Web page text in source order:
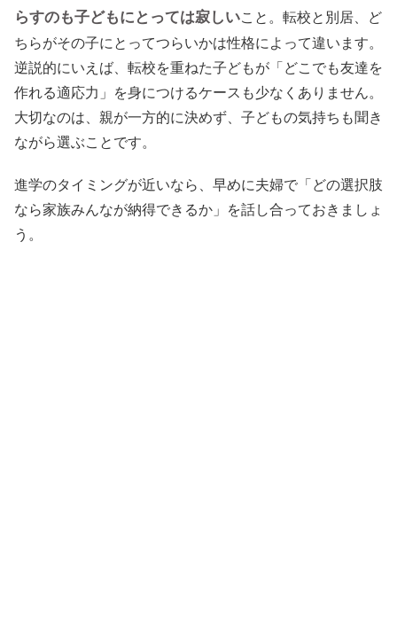
らすのも子どもにとっては寂しいこと。転校と別居、ど
ちらがその子にとってつらいかは性格によって違います。
逆説的にいえば、転校を重ねた子どもが「どこでも友達を
作れる適応力」を身につけるケースも少なくありません。
大切なのは、親が一方的に決めず、子どもの気持ちも聞き
ながら選ぶことです。
進学のタイミングが近いなら、早めに夫婦で「どの選択肢
なら家族みんなが納得できるか」を話し合っておきましょ
う。